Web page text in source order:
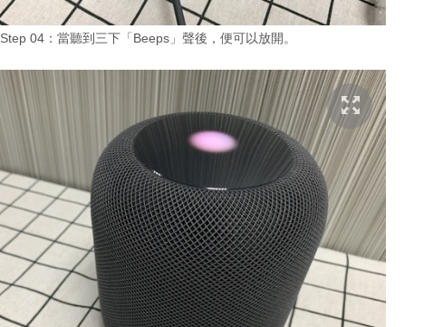
Step 04：當聽到三下「Beeps」聲後，便可以放開。